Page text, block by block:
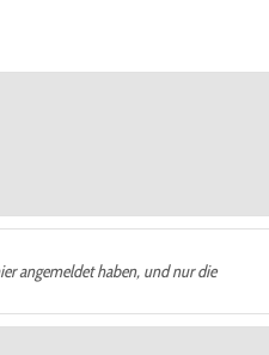
angemeldet haben, und nur die